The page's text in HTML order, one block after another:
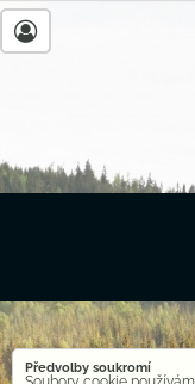
Předvolby soukromí